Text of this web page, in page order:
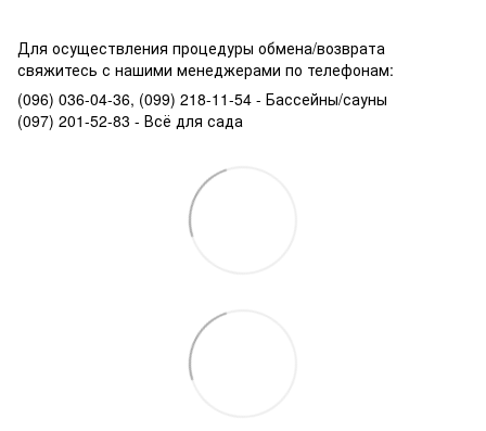
Для осуществления процедуры обмена/возврата
свяжитесь с нашими менеджерами по телефонам:
(096) 036-04-36, (099) 218-11-54 - Бассейны/сауны
(097) 201-52-83 - Всё для сада